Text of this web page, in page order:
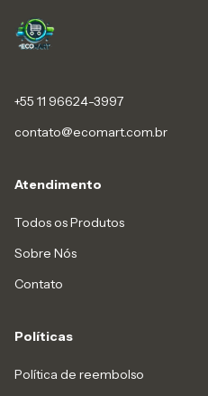
+55 11 96624-3997
contato@ecomart.com.br
Atendimento
Todos os Produtos
Sobre Nós
Contato
Políticas
Política de reembolso